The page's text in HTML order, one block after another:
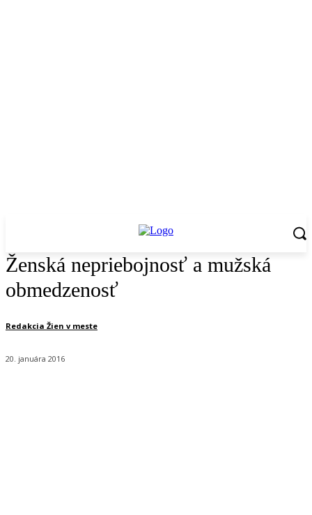
Ženská nepriebojnosť a mužská
obmedzenosť
Redakcia Žien v meste
20. januára 2016